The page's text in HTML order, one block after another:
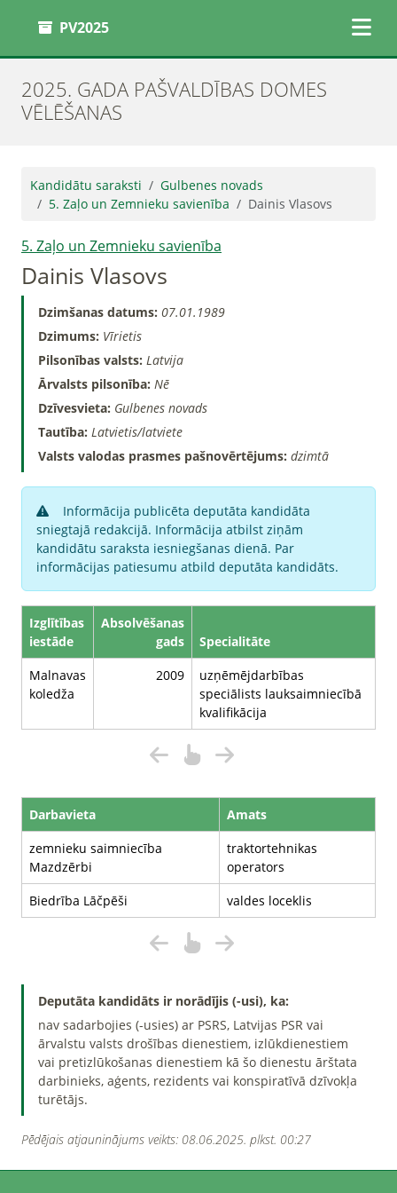
PV2025
2025. GADA PAŠVALDĪBAS DOMES
VĒLĒŠANAS
Kandidātu saraksti
Gulbenes novads
5. Zaļo un Zemnieku savienība
Dainis Vlasovs
5. Zaļo un Zemnieku savienība
Dainis Vlasovs
Dzimšanas datums: 07.01.1989
Dzimums: Vīrietis
Pilsonības valsts: Latvija
Ārvalsts pilsonība: Nē
Dzīvesvieta: Gulbenes novads
Tautība: Latvietis/latviete
Valsts valodas prasmes pašnovērtējums: dzimtā
Informācija publicēta deputāta kandidāta
sniegtajā redakcijā. Informācija atbilst ziņām
kandidātu saraksta iesniegšanas dienā. Par
informācijas patiesumu atbild deputāta kandidāts.
Izglītības
iestāde
Absolvēšanas
gads
Specialitāte
Malnavas
koledža
2009
uzņēmējdarbības
speciālists lauksaimniecībā
kvalifikācija
Darbavieta
Amats
zemnieku saimniecība
Mazdzērbi
traktortehnikas
operators
Biedrība Lāčpēši
valdes loceklis
Deputāta kandidāts ir norādījis (-usi), ka:
nav sadarbojies (-usies) ar PSRS, Latvijas PSR vai
ārvalstu valsts drošības dienestiem, izlūkdienestiem
vai pretizlūkošanas dienestiem kā šo dienestu ārštata
darbinieks, aģents, rezidents vai konspiratīvā dzīvokļa
turētājs.
Pēdējais atjauninājums veikts: 08.06.2025. plkst. 00:27